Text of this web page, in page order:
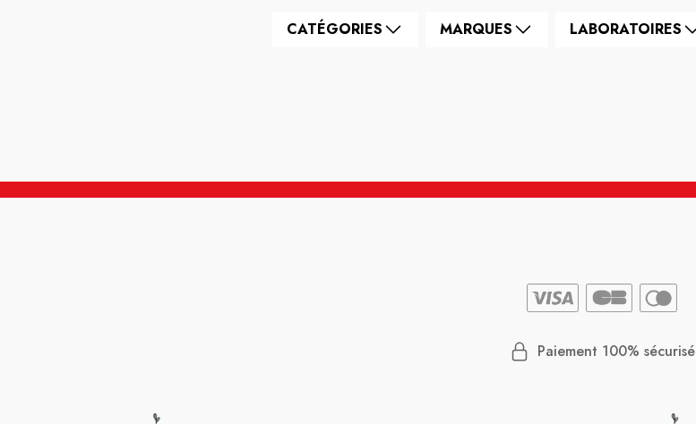
CATÉGORIES MARQUES LABORATOIRES
Paiement 100% sécurisé